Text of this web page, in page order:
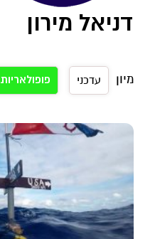
דניאל מירון
מיון עדכני פופולאריות